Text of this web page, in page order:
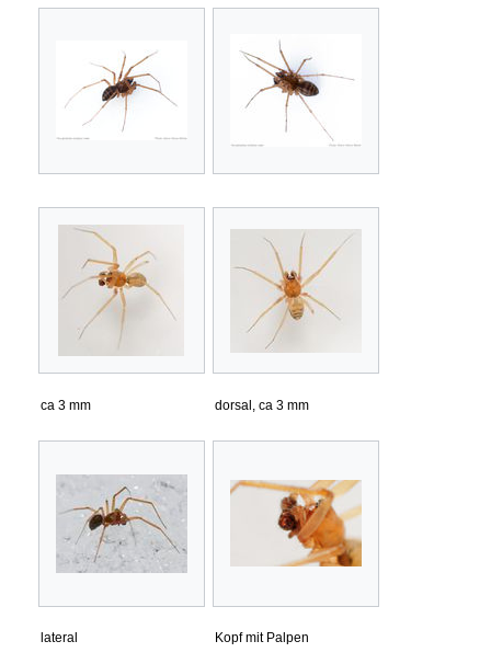
ca 3 mm dorsal, ca 3 mm
lateral Kopf mit Palpen